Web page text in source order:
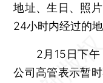
地址、生日、照
24小时内经过的
2月15日下午
公司高管表示暂